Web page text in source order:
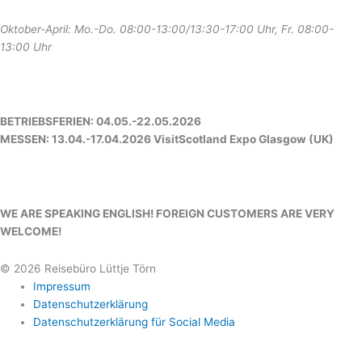
Oktober-April: Mo.-Do. 08:00-13:00/13:30-17:00 Uhr, Fr. 08:00-
13:00 Uhr
BETRIEBSFERIEN: 04.05.-22.05.2026
MESSEN: 13.04.-17.04.2026 VisitScotland Expo Glasgow (UK)
WE ARE SPEAKING ENGLISH! FOREIGN CUSTOMERS ARE VERY
WELCOME!
© 2026 Reisebüro Lüttje Törn
Impressum
Datenschutzerklärung
Datenschutzerklärung für Social Media